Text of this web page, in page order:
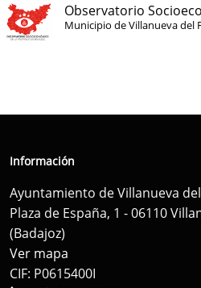
Observatorio
Municipio de Villanueva del
Información
Ayuntamiento de Villanueva
Plaza de España, 1 - 06110
(Badajoz)
Ver mapa
CIF: P0615400I